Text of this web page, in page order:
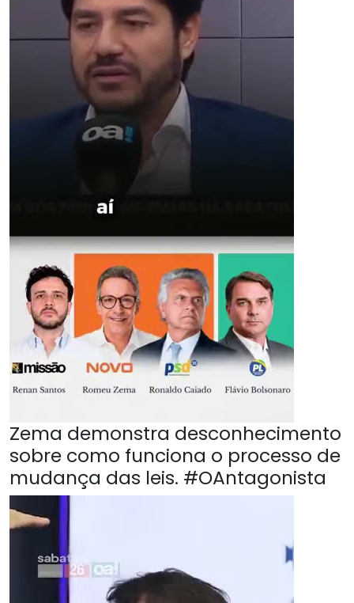
Zema demonstra desconhecimento
sobre como funciona o processo de
mudança das leis. #OAntagonista